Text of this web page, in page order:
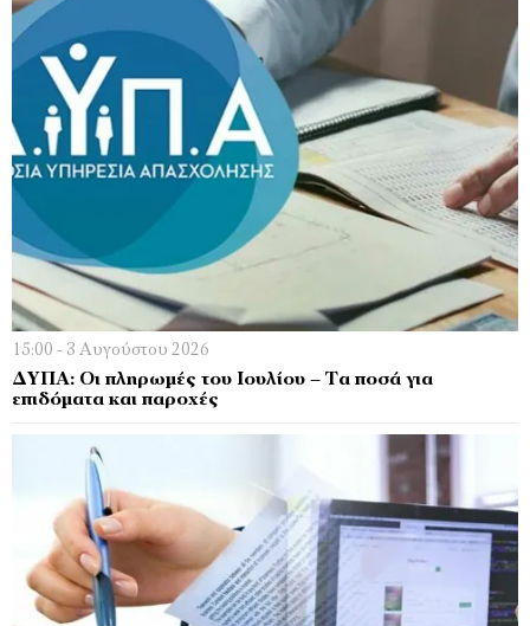
15:00 - 3 Αυγούστου 2026
ΔΥΠΑ: Οι πληρωμές του Ιουλίου – Τα ποσά για
επιδόματα και παροχές